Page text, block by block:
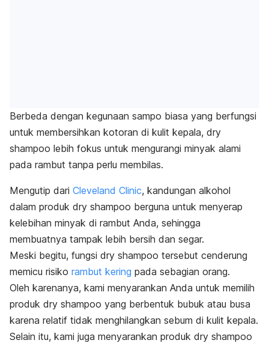
Berbeda dengan kegunaan sampo biasa yang berfungsi
untuk membersihkan kotoran di kulit kepala, dry
shampoo lebih fokus untuk mengurangi minyak alami
pada rambut tanpa perlu membilas.
Mengutip dari Cleveland Clinic, kandungan alkohol
dalam produk dry shampoo berguna untuk menyerap
kelebihan minyak di rambut Anda, sehingga
membuatnya tampak lebih bersih dan segar.
Meski begitu, fungsi dry shampoo tersebut cenderung
memicu risiko rambut kering pada sebagian orang.
Oleh karenanya, kami menyarankan Anda untuk memilih
produk dry shampoo yang berbentuk bubuk atau busa
karena relatif tidak menghilangkan sebum di kulit kepala.
Selain itu, kami juga menyarankan produk dry shampoo